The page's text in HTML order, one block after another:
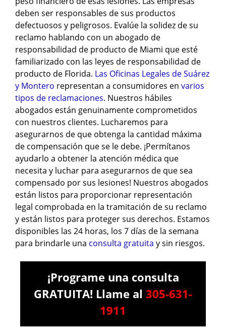
deben ser responsables de sus productos
defectuosos y peligrosos. Evalúe la solidez de su
reclamo hablando con un abogado de
responsabilidad de producto de Miami que esté
familiarizado con las leyes de responsabilidad de
producto de Florida. Las Oficinas Legales de Suárez
y Montero representan a consumidores en varios
tipos de reclamaciones. Nuestros hábiles
abogados están genuinamente comprometidos
con nuestros clientes. Lucharemos para
asegurarnos de que obtenga la cantidad máxima
de compensación que se le debe. ¡Permítanos
ayudarlo a obtener la atención médica que
necesita y luchar para asegurarnos de que sea
compensado por sus lesiones! Nuestros abogados
están listos para proporcionar representación
legal comprobada en la tramitación de su reclamo
y están listos para proteger sus derechos. Estamos
disponibles las 24 horas, los 7 días de la semana
para brindarle una consulta gratuita y sin riesgos.
¡Programe una consulta
GRATUITA! Llame al 305-631-
1911